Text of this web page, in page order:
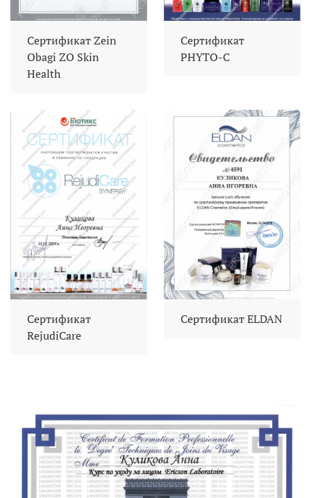
Сертификат Zein
Obagi ZO Skin
Health
Сертификат
PHYTO-C
Сертификат
RejudiCare
Сертификат ELDAN